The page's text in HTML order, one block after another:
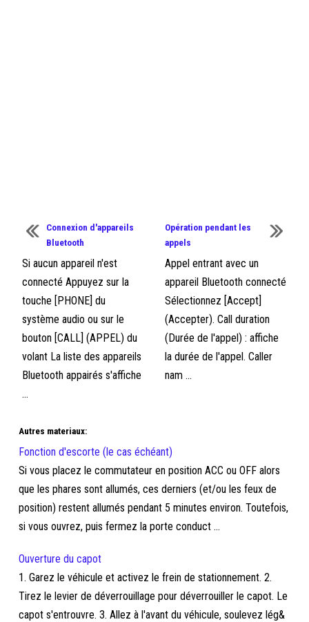
Connexion d'appareils
Bluetooth
Si aucun appareil n'est
connecté Appuyez sur la
touche [PHONE] du
système audio ou sur le
bouton [CALL] (APPEL) du
volant La liste des appareils
Bluetooth appairés s'affiche
...
Opération pendant les
appels
Appel entrant avec un
appareil Bluetooth connecté
Sélectionnez [Accept]
(Accepter). Call duration
(Durée de l'appel) : affiche
la durée de l'appel. Caller
nam ...
Autres materiaux:
Fonction d'escorte (le cas échéant)
Si vous placez le commutateur en position ACC ou OFF alors
que les phares sont allumés, ces derniers (et/ou les feux de
position) restent allumés pendant 5 minutes environ. Toutefois,
si vous ouvrez, puis fermez la porte conduct ...
Ouverture du capot
1. Garez le véhicule et activez le frein de stationnement. 2.
Tirez le levier de déverrouillage pour déverrouiller le capot. Le
capot s'entrouvre. 3. Allez à l'avant du véhicule, soulevez lég&